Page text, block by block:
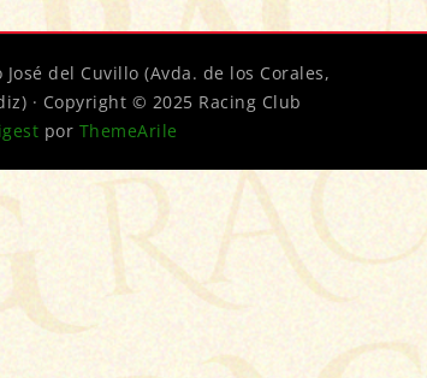
del Cuvillo (Avda. de los Corales,
· Copyright © 2025 Racing Club
por ThemeArile